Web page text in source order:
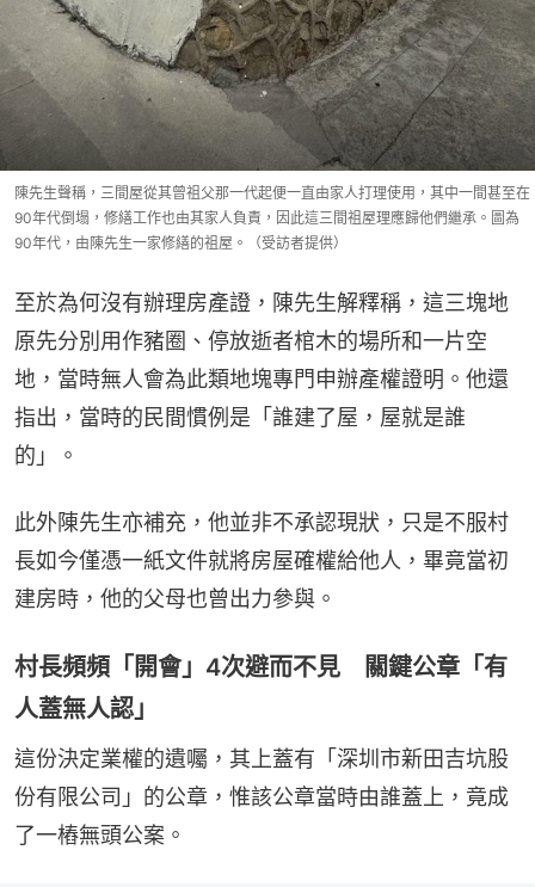
陳先生聲稱，三間屋從其曾祖父那一代起便一直由家人打理使用，其中一間甚至在
90年代倒塌，修繕工作也由其家人負責，因此這三間祖屋理應歸他們繼承。圖為
90年代，由陳先生一家修繕的祖屋。（受訪者提供）
至於為何沒有辦理房產證，陳先生解釋稱，這三塊地
原先分別用作豬圈、停放逝者棺木的場所和一片空
地，當時無人會為此類地塊專門申辦產權證明。他還
指出，當時的民間慣例是「誰建了屋，屋就是誰
的」。
此外陳先生亦補充，他並非不承認現狀，只是不服村
長如今僅憑一紙文件就將房屋確權給他人，畢竟當初
建房時，他的父母也曾出力參與。
村長頻頻「開會」4次避而不見 關鍵公章「有
人蓋無人認」
這份決定業權的遺囑，其上蓋有「深圳市新田吉坑股
份有限公司」的公章，惟該公章當時由誰蓋上，竟成
了一樁無頭公案。